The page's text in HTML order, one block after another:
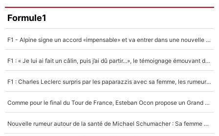
Formule1
F1 - Alpine signe un accord «impensable» et va entrer dans une nouvelle dimension : Grande nouvelle pour Pierre Gasly !
F1 : « Je lui ai fait un câlin, puis j’ai dû partir...», le témoignage émouvant de Max Verstappen sur sa fille
F1 : Charles Leclerc surpris par les paparazzis avec sa femme, les rumeurs étaient vraies !
Comme pour le final du Tour de France, Esteban Ocon propose un Grand Prix de Formule 1 à Paris : «Autour de l’Arc de Triomphe, ce serait génial» !
Nouvelle rumeur autour de la santé de Michael Schumacher : Sa femme Corinna sort du silence